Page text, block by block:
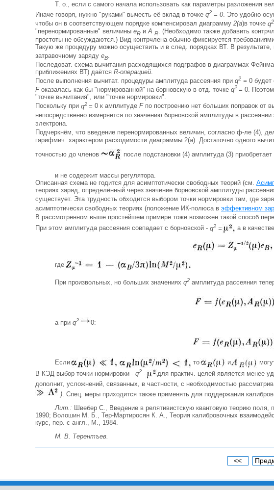
Т. о., если с самого начала использовать как параметры разложения
Иначе говоря, нужно "руками" вычесть её вклад в точке q2 = 0. Это удобно
чтобы он в соответствующем порядке компенсировал диаграмму 2(а)в точке q2
"перенормированные" величины eR и A R
. (Необходимо также добавить
простоты не обсуждаются.) Вид контрчлена обычно фиксируется
Такую же процедуру можно осуществить и в след. порядках ВТ. В результате,
затравочному заряду еB
Последоват. схема вычитания расходящихся подграфов в диаграммах
приближениях ВТ) даётся R-операцией
После выполнения вычитат. процедуры амплитуда рассеяния при q2 = 0 будет
Fоказалась как бы "нормированной" на борновскую в отд. точке q2 = 0.
"точке вычитания", или "точке нормировки".
Поскольку при q2 = 0 к амплитуде F по построению нет больших поправок от
непосредственно измеряется по значению борновской амплитуды в
электрона.
Подчеркнём, что введение перенормированных величин, согласно ф-ле (4),
гарифмич. характером расходимости диаграммы 2(а). Достаточно одного
точностью до членов
после подстановки (4) амплитуда (3) приобретает
и не содержит массы регулятора.
Описанная схема не годится для асимптотически свободных теорий (см.
теориях заряд, определённый через значение борновской амплитуды
существует. Эта трудность обходится выбором точки нормировки там, где
асимптотически свободных теориях (положение ИК-полюса в эффективном
В рассмотренном выше простейшем примере тоже возможен такой способ
При этом амплитуда рассеяния совпадает с борновской - q2 = а в
где
При произвольных, но больших значениях q2 амплитуда рассеяния
а при q2 0:
Если то и
В КЭД выбор точки нормировки - q2 -
для практич. целей является менее
дополнит, усложнений, связанных, в частности, с необходимостью
) . Спец. меры приходится также применять для поддержания
Лит.: Швебер С., Введение в релятивистскую квантовую теорию
1990; Волошин М. Б., Тер-Мартиросян К. А., Теория калибровочных
курс, пер. с англ., М., 1984.
М. В. Терентъев.
<<